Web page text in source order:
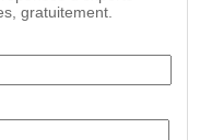
gratuitement.